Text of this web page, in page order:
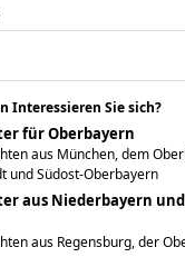
Interessieren Sie sich?
für Oberbayern
aus München, dem
und Südost-Oberbayern
aus Niederbayern
aus Regensburg, der